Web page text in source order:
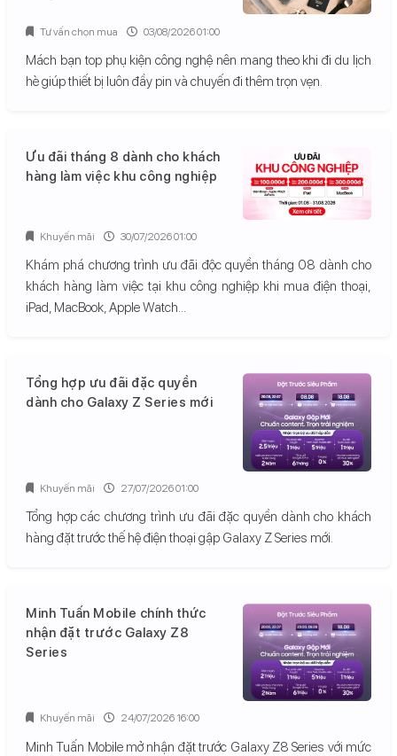
Mách bạn top phụ kiện công nghệ nên mang theo khi đi du lịch
hè giúp thiết bị luôn đầy pin và chuyến đi thêm trọn vẹn.
Tư vấn chọn mua 03/08/2026 01:00
Ưu đãi tháng 8 dành cho khách
hàng làm việc khu công nghiệp
Khám phá chương trình ưu đãi độc quyền tháng 08 dành cho
khách hàng làm việc tại khu công nghiệp khi mua điện thoại,
iPad, MacBook, Apple Watch...
Khuyến mãi 30/07/2026 01:00
Tổng hợp ưu đãi đặc quyền
dành cho Galaxy Z Series mới
Tổng hợp các chương trình ưu đãi đặc quyền dành cho khách
hàng đặt trước thế hệ điện thoại gập Galaxy Z Series mới.
Khuyến mãi 27/07/2026 01:00
Minh Tuấn Mobile chính thức
nhận đặt trước Galaxy Z8
Series
Minh Tuấn Mobile mở nhận đặt trước Galaxy Z8 Series với mức
Khuyến mãi 24/07/2026 16:00